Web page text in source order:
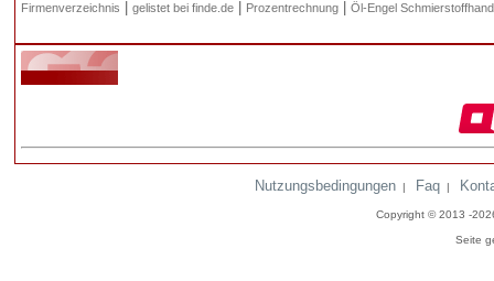
Firmenverzeichnis
gelistet bei finde.de Prozentrechnung Öl-Engel
Nutzungsbedingungen | Faq |
Copyright © 2013 -
Seite